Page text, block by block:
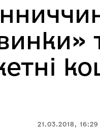
21.03.2018, 16:29